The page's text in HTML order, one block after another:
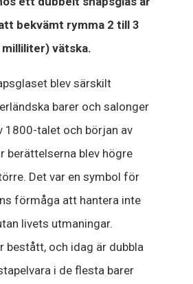
bekvämt rymma 2 till 3
vätska.
blev särskilt
barer och salonger
1800-talet och början av
berättelserna blev högre
Det var en symbol för
förmåga att hantera inte
livets utmaningar.
bestått, och idag är dubbla
i de flesta barer